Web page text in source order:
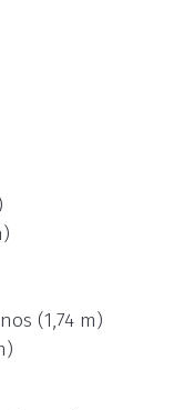
(1,74 m)